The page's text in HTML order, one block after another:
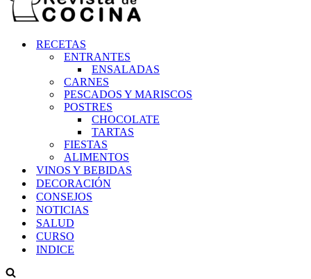
RECETAS
ENTRANTES
ENSALADAS
CARNES
PESCADOS Y MARISCOS
POSTRES
CHOCOLATE
TARTAS
FIESTAS
ALIMENTOS
VINOS Y BEBIDAS
DECORACIÓN
CONSEJOS
NOTICIAS
SALUD
CURSO
INDICE